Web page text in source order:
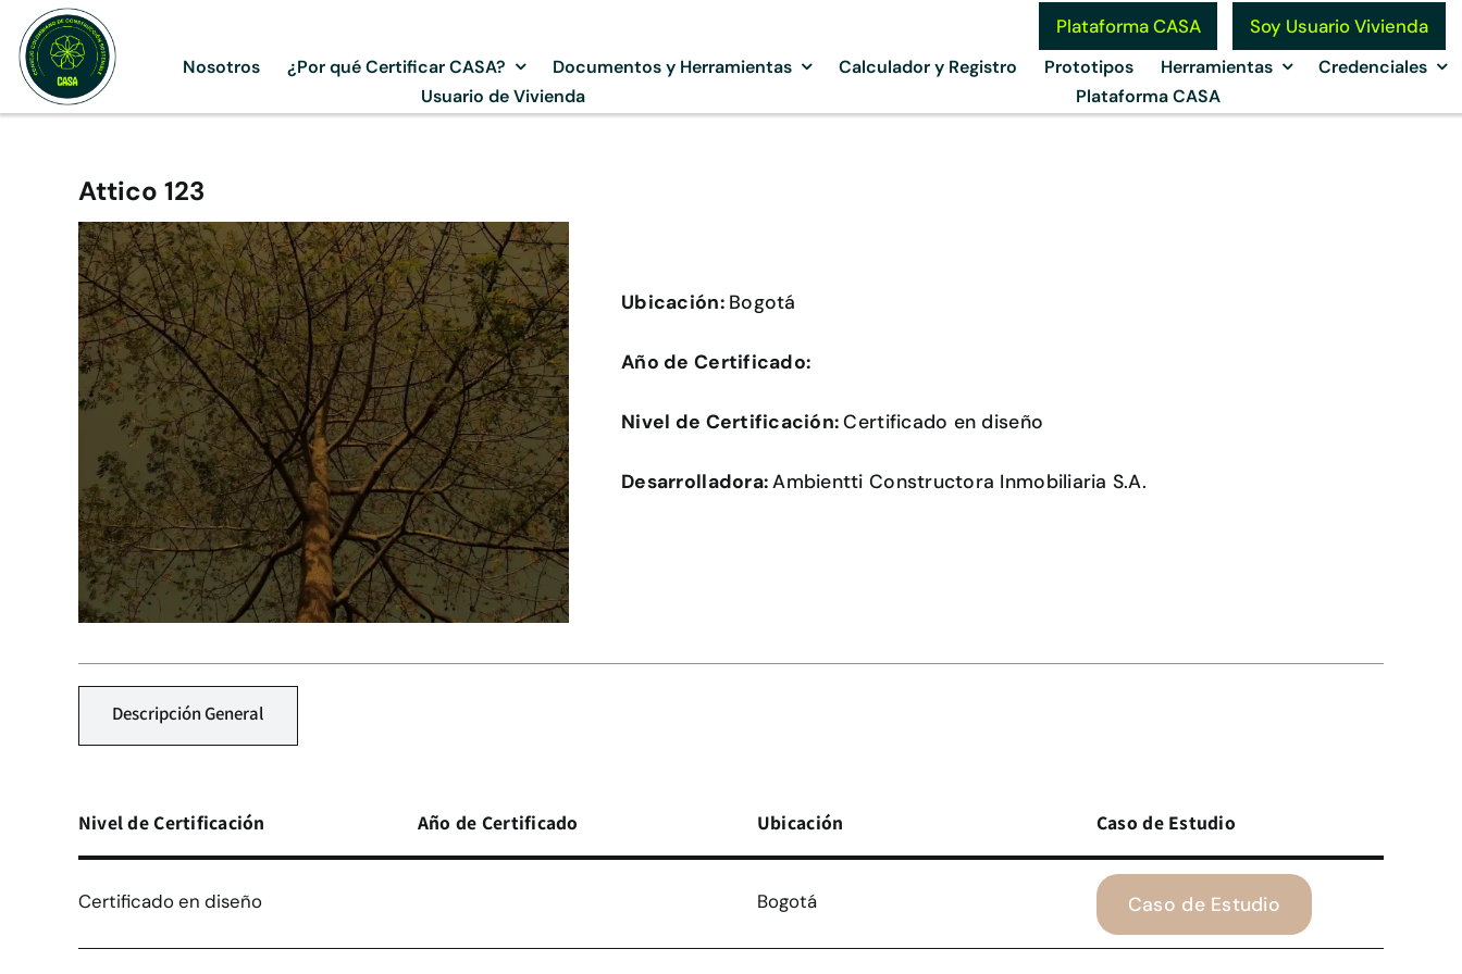
content
Plataforma CASA Soy Usuario Vivienda
Nosotros ¿Por qué Certificar CASA? Documentos y Herramientas Calculador y Registro Prototipos Herramientas
Credenciales
Usuario de Vivienda
Plataforma CASA
Attico 123
Ubicación: Bogotá
Año de Certificado:
Nivel de Certificación:Certificado en diseño
Desarrolladora:Ambientti Constructora Inmobiliaria S.A.
Descripción General
Nivel de Certificación Año de Certificado Ubicación Caso de Estudio
Certificado en diseño Bogotá Caso de Estudio